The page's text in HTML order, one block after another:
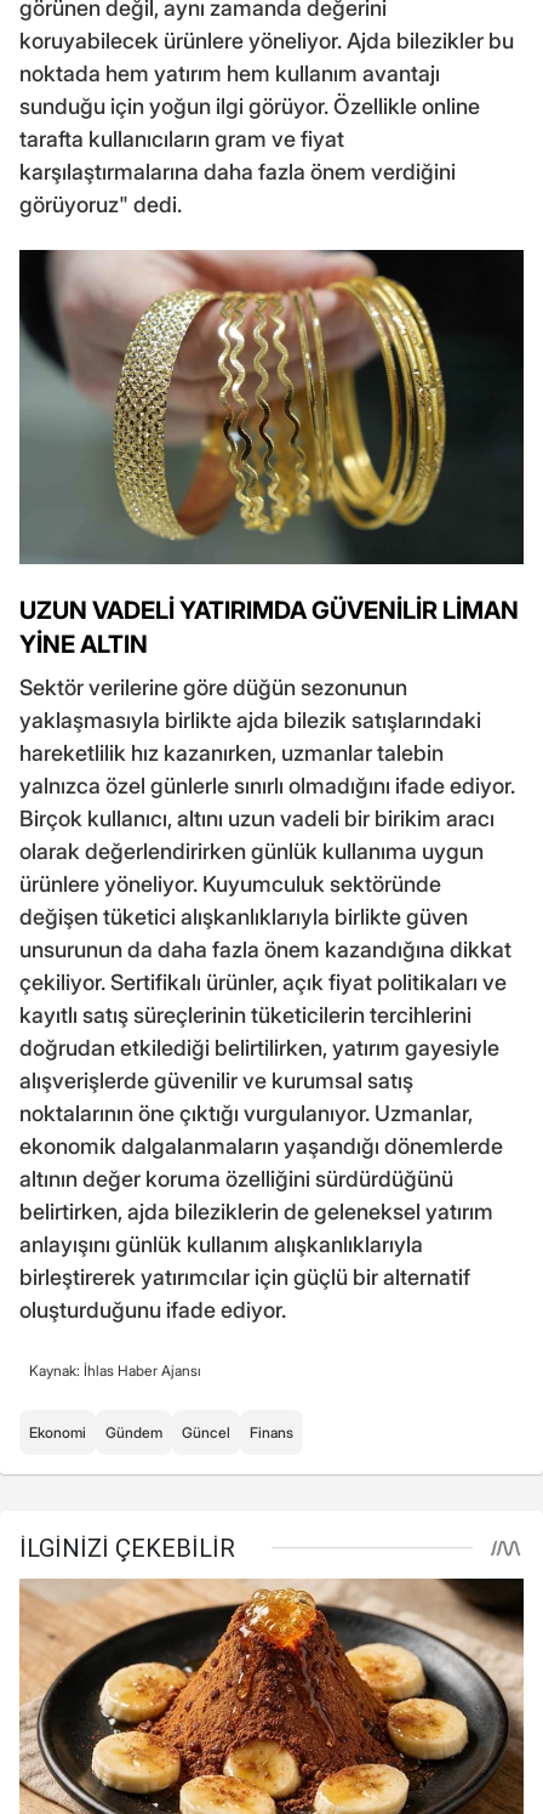
görünen değil, aynı zamanda değerini
koruyabilecek ürünlere yöneliyor. Ajda bilezikler bu
noktada hem yatırım hem kullanım avantajı
sunduğu için yoğun ilgi görüyor. Özellikle online
tarafta kullanıcıların gram ve fiyat
karşılaştırmalarına daha fazla önem verdiğini
görüyoruz" dedi.
UZUN VADELİ YATIRIMDA GÜVENİLİR LİMAN
YİNE ALTIN
Sektör verilerine göre düğün sezonunun
yaklaşmasıyla birlikte ajda bilezik satışlarındaki
hareketlilik hız kazanırken, uzmanlar talebin
yalnızca özel günlerle sınırlı olmadığını ifade ediyor.
Birçok kullanıcı, altını uzun vadeli bir birikim aracı
olarak değerlendirirken günlük kullanıma uygun
ürünlere yöneliyor. Kuyumculuk sektöründe
değişen tüketici alışkanlıklarıyla birlikte güven
unsurunun da daha fazla önem kazandığına dikkat
çekiliyor. Sertifikalı ürünler, açık fiyat politikaları ve
kayıtlı satış süreçlerinin tüketicilerin tercihlerini
doğrudan etkilediği belirtilirken, yatırım gayesiyle
alışverişlerde güvenilir ve kurumsal satış
noktalarının öne çıktığı vurgulanıyor. Uzmanlar,
ekonomik dalgalanmaların yaşandığı dönemlerde
altının değer koruma özelliğini sürdürdüğünü
belirtirken, ajda bileziklerin de geleneksel yatırım
anlayışını günlük kullanım alışkanlıklarıyla
birleştirerek yatırımcılar için güçlü bir alternatif
oluşturduğunu ifade ediyor.
Kaynak: İhlas Haber Ajansı
Ekonomi Gündem Güncel Finans